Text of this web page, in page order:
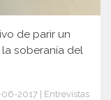
de parir un
soberanía del
2017 | Entrevistas